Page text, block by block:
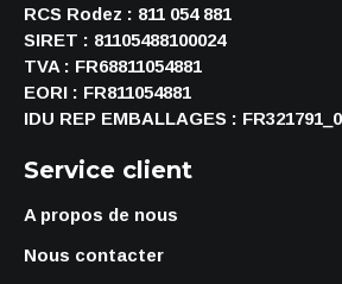
RCS Rodez : 811 054 881
SIRET : 81105488100024
TVA : FR68811054881
EORI : FR811054881
IDU REP EMBALLAGES :
Service client
A propos de nous
Nous contacter